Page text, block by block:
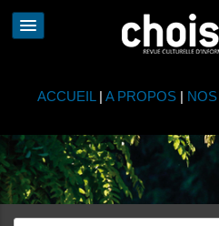
ACCUEIL | A PROPOS|